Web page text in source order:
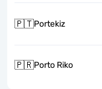
🇵🇹Portekiz
🇵🇷Porto Riko